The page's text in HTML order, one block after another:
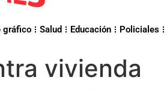
gráfico Salud Educación Policiales
vivienda